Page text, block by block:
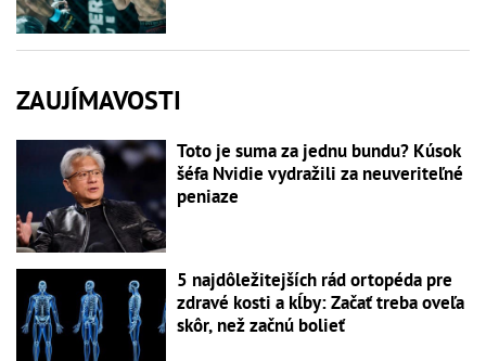
ZAUJÍMAVOSTI
Toto je suma za jednu bundu? Kúsok
šéfa Nvidie vydražili za neuveriteľné
peniaze
5 najdôležitejších rád ortopéda pre
zdravé kosti a kĺby: Začať treba oveľa
skôr, než začnú bolieť